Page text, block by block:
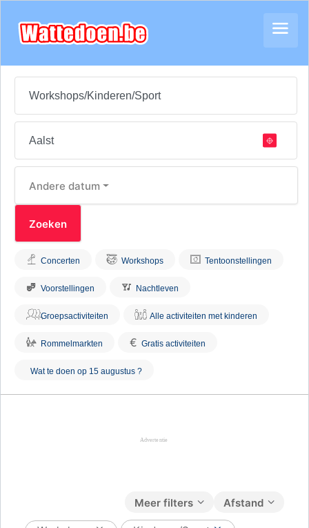
Andere datum
Concerten Workshops Tentoonstellingen
Voorstellingen Nachtleven
Groepsactiviteiten Alle activiteiten met kinderen
Rommelmarkten € Gratis activiteiten
Wat te doen op 15 augustus ?
Afstand
Meer filters